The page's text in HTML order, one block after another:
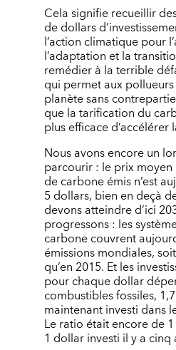
Cela signifie recueillir
de dollars
l’action climatique pour
l’adaptation et la
remédier à la terrible
qui permet aux
planète sans
que la tarification du
plus efficace
Nous avons encore un
parcourir : le prix
de carbone émis n’est
5 dollars, bien en deçà
devons atteindre d’ici
progressons : les
carbone couvrent
émissions mondiales,
qu’en 2015. Et les
pour chaque dollar
combustibles fossiles,
maintenant investi dans
Le ratio était encore de
1 dollar investi il y a cinq